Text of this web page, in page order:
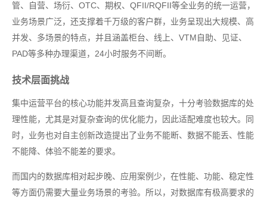
管、自营、场衍、OTC、期权、QFII/RQFII等全业务的统一运营，
业务场景广泛，还支撑着千万级的客户群，业务呈现出大规模、高
并发、多场景的特点，并且涵盖柜台、线上、VTM自助、见证、
PAD等多种办理渠道，24小时服务不间断。
技术层面挑战
集中运营平台的核心功能并发高且查询复杂，十分考验数据库的处
理性能，尤其是对复杂查询的优化能力，因此适配难度也较大。同
时，业务也对自主创新改造提出了业务不能断、数据不能丢、性能
不能降、体验不能差的要求。
而国内的数据库相对起步晚、应用案例少，在性能、功能、稳定性
等方面仍需要大量业务场景的考验。所以，对数据库有极高要求的